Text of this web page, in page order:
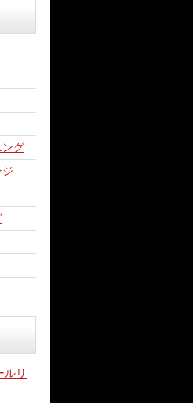
ング
リ